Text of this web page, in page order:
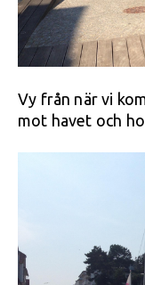
Vy från när vi
mot havet och